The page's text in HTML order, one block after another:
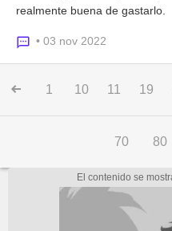
realmente buena de gastarlo.
• 03 nov 2022
1 10 11 19
70 80